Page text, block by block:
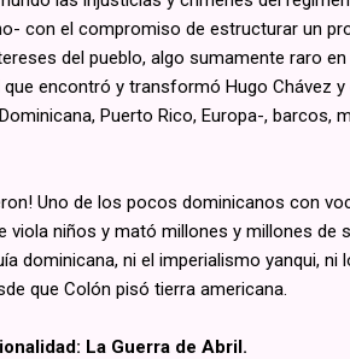
con el compromiso de estructurar un
del pueblo, algo sumamente raro
encontró y transformó Hugo Chávez
Puerto Rico, Europa-, barcos,
Uno de los pocos dominicanos con
viola niños y mató millones y millones de
dominicana, ni el imperialismo yanqui,
que Colón pisó tierra americana.
La Guerra de Abril.